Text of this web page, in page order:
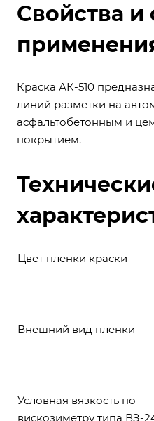
Свойства и
Краска АК-510
линий разметки на
асфальтобетонным и
покрытием.
Цвет пленки краски
Внешний вид пленки
Условная вязкость по
вискозиметру типа ВЗ-